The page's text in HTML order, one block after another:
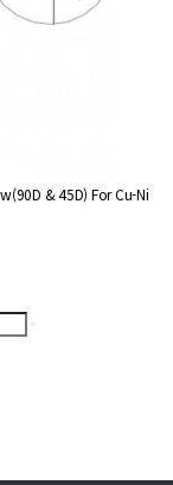
& 45D) For Cu-Ni